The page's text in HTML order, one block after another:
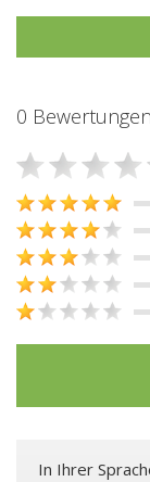
0 Bewertungen
In Ihrer